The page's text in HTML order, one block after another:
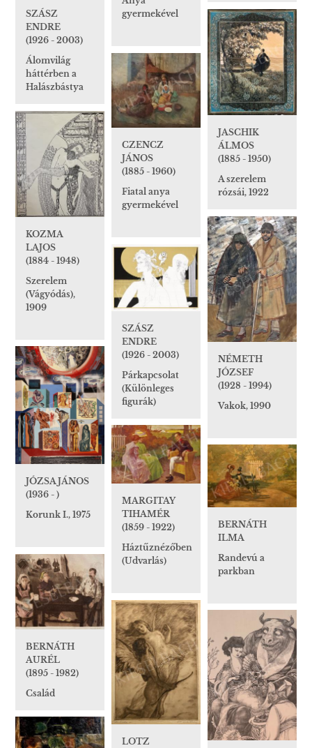
gyermekével
SZÁSZ
ENDRE
(1926 - 2003)
Álomvilág
háttérben a
Halászbástya
JASCHIK
ÁLMOS
(1885 - 1950)
A szerelem
rózsái, 1922
CZENCZ
JÁNOS
(1885 - 1960)
Fiatal anya
gyermekével
KOZMA
LAJOS
(1884 - 1948)
Szerelem
(Vágyódás),
1909
NÉMETH
JÓZSEF
(1928 - 1994)
Vakok, 1990
SZÁSZ
ENDRE
(1926 - 2003)
Párkapcsolat
(Különleges
figurák)
JÓZSA JÁNOS
(1936 - )
Korunk I., 1975
MARGITAY
TIHAMÉR
(1859 - 1922)
Háztűznézőben
(Udvarlás)
BERNÁTH
ILMA
Randevú a
parkban
BERNÁTH
AURÉL
(1895 - 1982)
Család
LOTZ